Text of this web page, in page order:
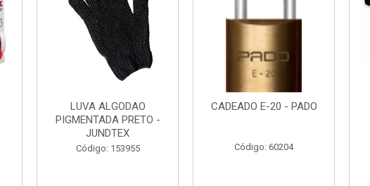
LUVA ALGODAO
PIGMENTADA PRETO -
JUNDTEX
Código: 153955
CADEADO E-20 - PADO
Código: 60204